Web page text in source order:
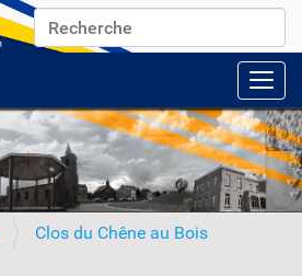
Chercher par
Recherche avancée…
Clos du Chêne au Bois